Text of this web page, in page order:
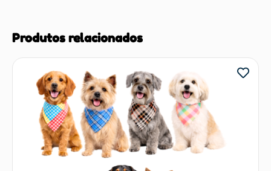
Produtos relacionados